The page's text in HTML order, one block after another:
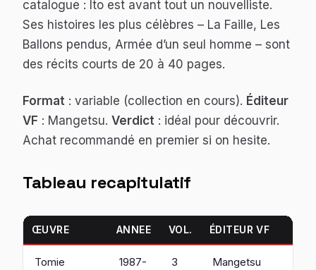
catalogue : Ito est avant tout un nouvelliste.
Ses histoires les plus célèbres – La Faille, Les
Ballons pendus, Armée d’un seul homme – sont
des récits courts de 20 à 40 pages.
Format : variable (collection en cours). Éditeur
VF : Mangetsu. Verdict : idéal pour découvrir.
Achat recommandé en premier si on hesite.
Tableau recapitulatif
ŒUVRE ANNEE VOL. ÉDITEUR VF
Tomie
1987-
3 Mangetsu